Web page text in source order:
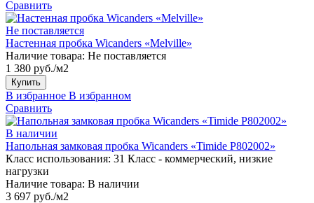
Сравнить
Не поставляется
Настенная пробка Wicanders «Melville»
Наличие товара: Не поставляется
1 380 руб./м2
Купить
В избранное В избранном
Сравнить
В наличии
Напольная замковая пробка Wicanders «Timide P802002»
Класс использования: 31 Класс - коммерческий, низкие
нагрузки
Наличие товара: В наличии
3 697 руб./м2